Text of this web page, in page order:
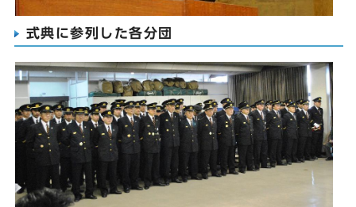
式典に参列した各分団